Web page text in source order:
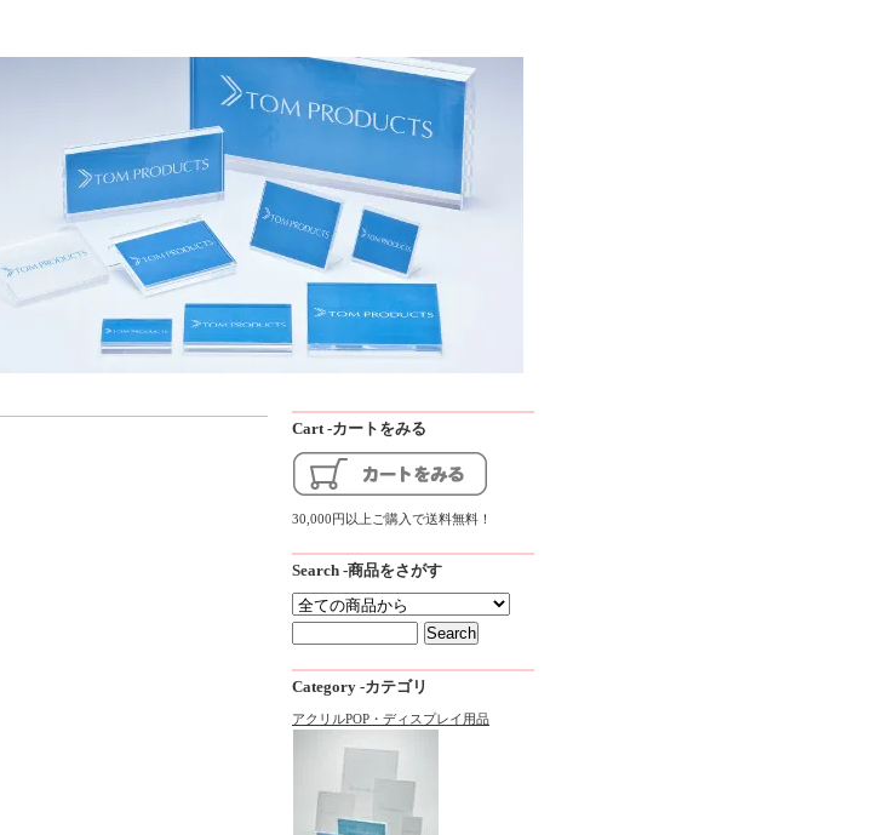
Cart -カートをみる
30,000円以上ご購入で送料無料！
Search -商品をさがす
Category -カテゴリ
アクリルPOP・ディスプレイ用品